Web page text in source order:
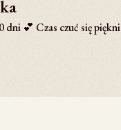
💕 Czas czuć się